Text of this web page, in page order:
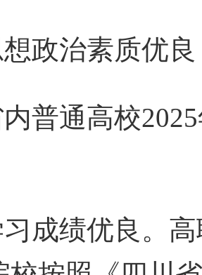
治素质优良
通高校2025
绩优良。高